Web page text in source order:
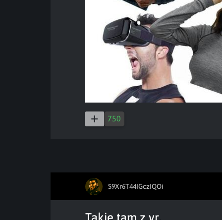
750
S9Xr6T44IGczIQOi
Takie tam z vr.